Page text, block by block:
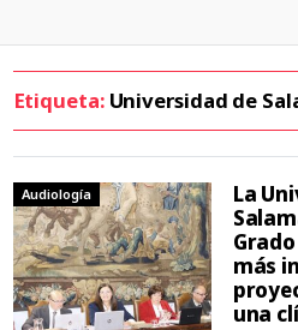
Etiqueta: Universidad de
Audiología
La
más
una